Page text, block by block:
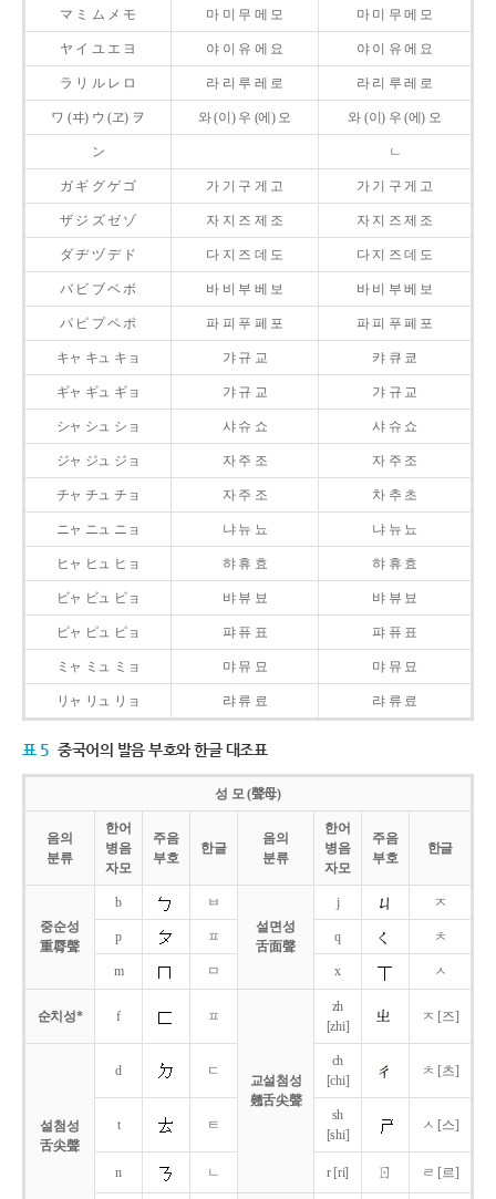
マ ミ ム メ モ 마 미 무 메 모 마 미 무 메 모
ヤ イ ユ エ ヨ 야 이 유 에 요 야 이 유 에 요
ラ リ ル レ ロ 라 리 루 레 로 라 리 루 레 로
ワ (ヰ) ウ (ヱ) ヲ 와 (이) 우 (에) 오 와 (이) 우 (에) 오
ン ㄴ
ガ ギ グ ゲ ゴ 가 기 구 게 고 가 기 구 게 고
ザ ジ ズ ゼ ゾ 자 지 즈 제 조 자 지 즈 제 조
ダ ヂ ヅ デ ド 다 지 즈 데 도 다 지 즈 데 도
バ ビ ブ ベ ボ 바 비 부 베 보 바 비 부 베 보
パ ピ プ ペ ポ 파 피 푸 페 포 파 피 푸 페 포
キャ キュ キョ 갸 규 교 캬 큐 쿄
ギャ ギュ ギョ 갸 규 교 갸 규 교
シャ シュ ショ 샤 슈 쇼 샤 슈 쇼
ジャ ジュ ジョ 자 주 조 자 주 조
チャ チュ チョ 자 주 조 차 추 초
ニャ ニュ ニョ 냐 뉴 뇨 냐 뉴 뇨
ヒャ ヒュ ヒョ 햐 휴 효 햐 휴 효
ビャ ビュ ビョ 뱌 뷰 뵤 뱌 뷰 뵤
ピャ ピュ ピョ 퍄 퓨 표 퍄 퓨 표
ミャ ミュ ミョ 먀 뮤 묘 먀 뮤 묘
リャ リュ リョ 랴 류 료 랴 류 료
표 5 중국어의 발음 부호와 한글 대조표
성 모 (聲母)
음의
분류
한어
병음
자모
주음
부호
한글
음의
분류
한어
병음
자모
주음
부호
한글
중순성
重脣聲
b
ㅂ
설면성
舌面聲
j ㅈ
p ㅍ q ㅊ
m ㅁ x ㅅ
순치성* f ㅍ
교설첨성
翹舌尖聲
zh
[zhi]
ㅈ [즈]
설첨성
舌尖聲
d ㄷ
ch
[chi]
ㅊ [츠]
t ㅌ
sh
[shi]
ㅅ [스]
n ㄴ r [ri] ㄖ ㄹ [르]